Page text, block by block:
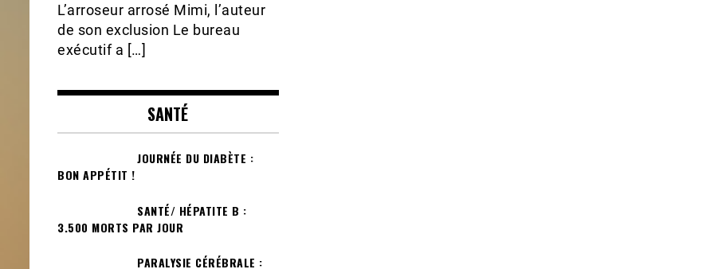
L’arroseur arrosé Mimi, l’auteur
de son exclusion Le bureau
exécutif a […]
SANTÉ
JOURNÉE DU DIABÈTE :
BON APPÉTIT !
SANTÉ/ HÉPATITE B :
3.500 MORTS PAR JOUR
PARALYSIE CÉRÉBRALE :